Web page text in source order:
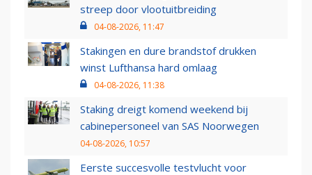
streep door vlootuitbreiding
04-08-2026, 11:47
Stakingen en dure brandstof drukken
winst Lufthansa hard omlaag
04-08-2026, 11:38
Staking dreigt komend weekend bij
cabinepersoneel van SAS Noorwegen
04-08-2026, 10:57
Eerste succesvolle testvlucht voor